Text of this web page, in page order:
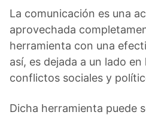
La comunicación es una
aprovechada
herramienta con una
así, es dejada a un lado
conflictos sociales y
Dicha herramienta puede